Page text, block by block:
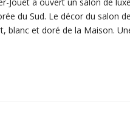
du Sud. Le décor du salon
blanc et doré de la Maison.